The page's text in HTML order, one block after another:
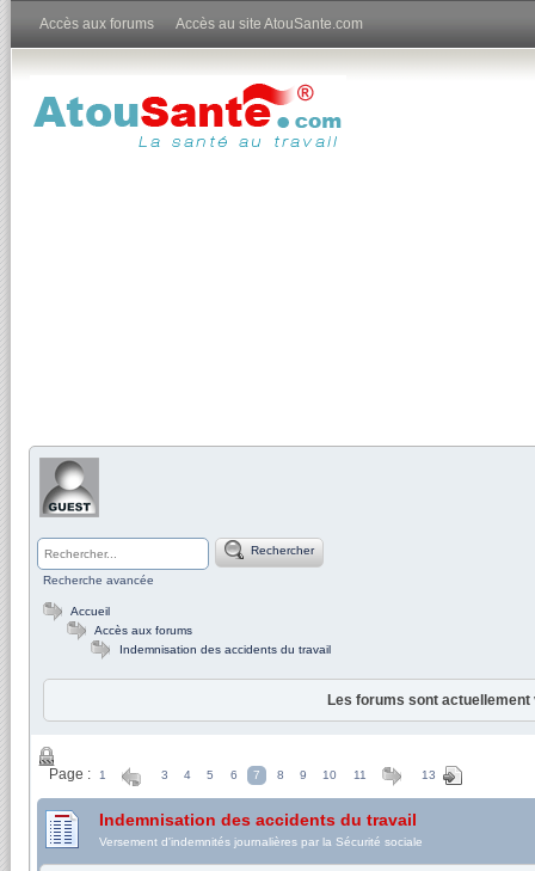
Accès aux forums Accès au site AtouSante.com
Rechercher
Recherche avancée
Accueil
Accès aux forums
Indemnisation des accidents du travail
Les forums sont
Page : 1 3 4 5 6 7 8 9 10 11 13
Indemnisation des accidents du travail
Versement d'indemnités journalières par la Sécurité sociale